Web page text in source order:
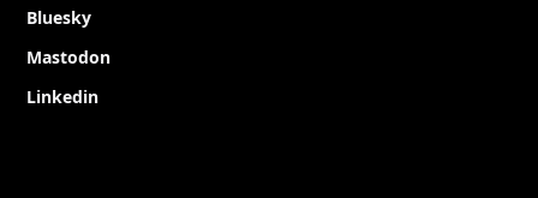
Bluesky
Mastodon
Linkedin